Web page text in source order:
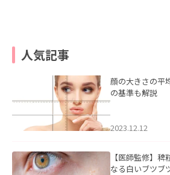
人気記事
顔の大きさの平
の基準も解説
2023.12.12
【医師監修】
なる白いブツブ